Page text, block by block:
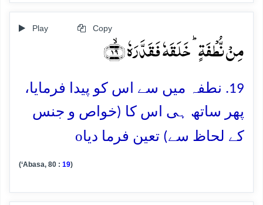
Play Copy
مِنۡ نُّطۡفَۃٍ ؕ خَلَقَہٗ فَقَدَّرَہٗ ﴿ۙ۱۹﴾
19. نطفہ میں سے اس کو پیدا فرمایا،
پھر ساتھ ہی اس کا (خواص و جنس
کے لحاظ سے) تعین فرما دیاo
(‘Abasa, 80 : 19)